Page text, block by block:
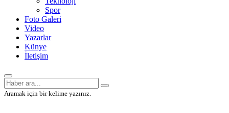
Spor
Foto Galeri
Video
Yazarlar
Künye
İletişim
Aramak için bir kelime yazınız.